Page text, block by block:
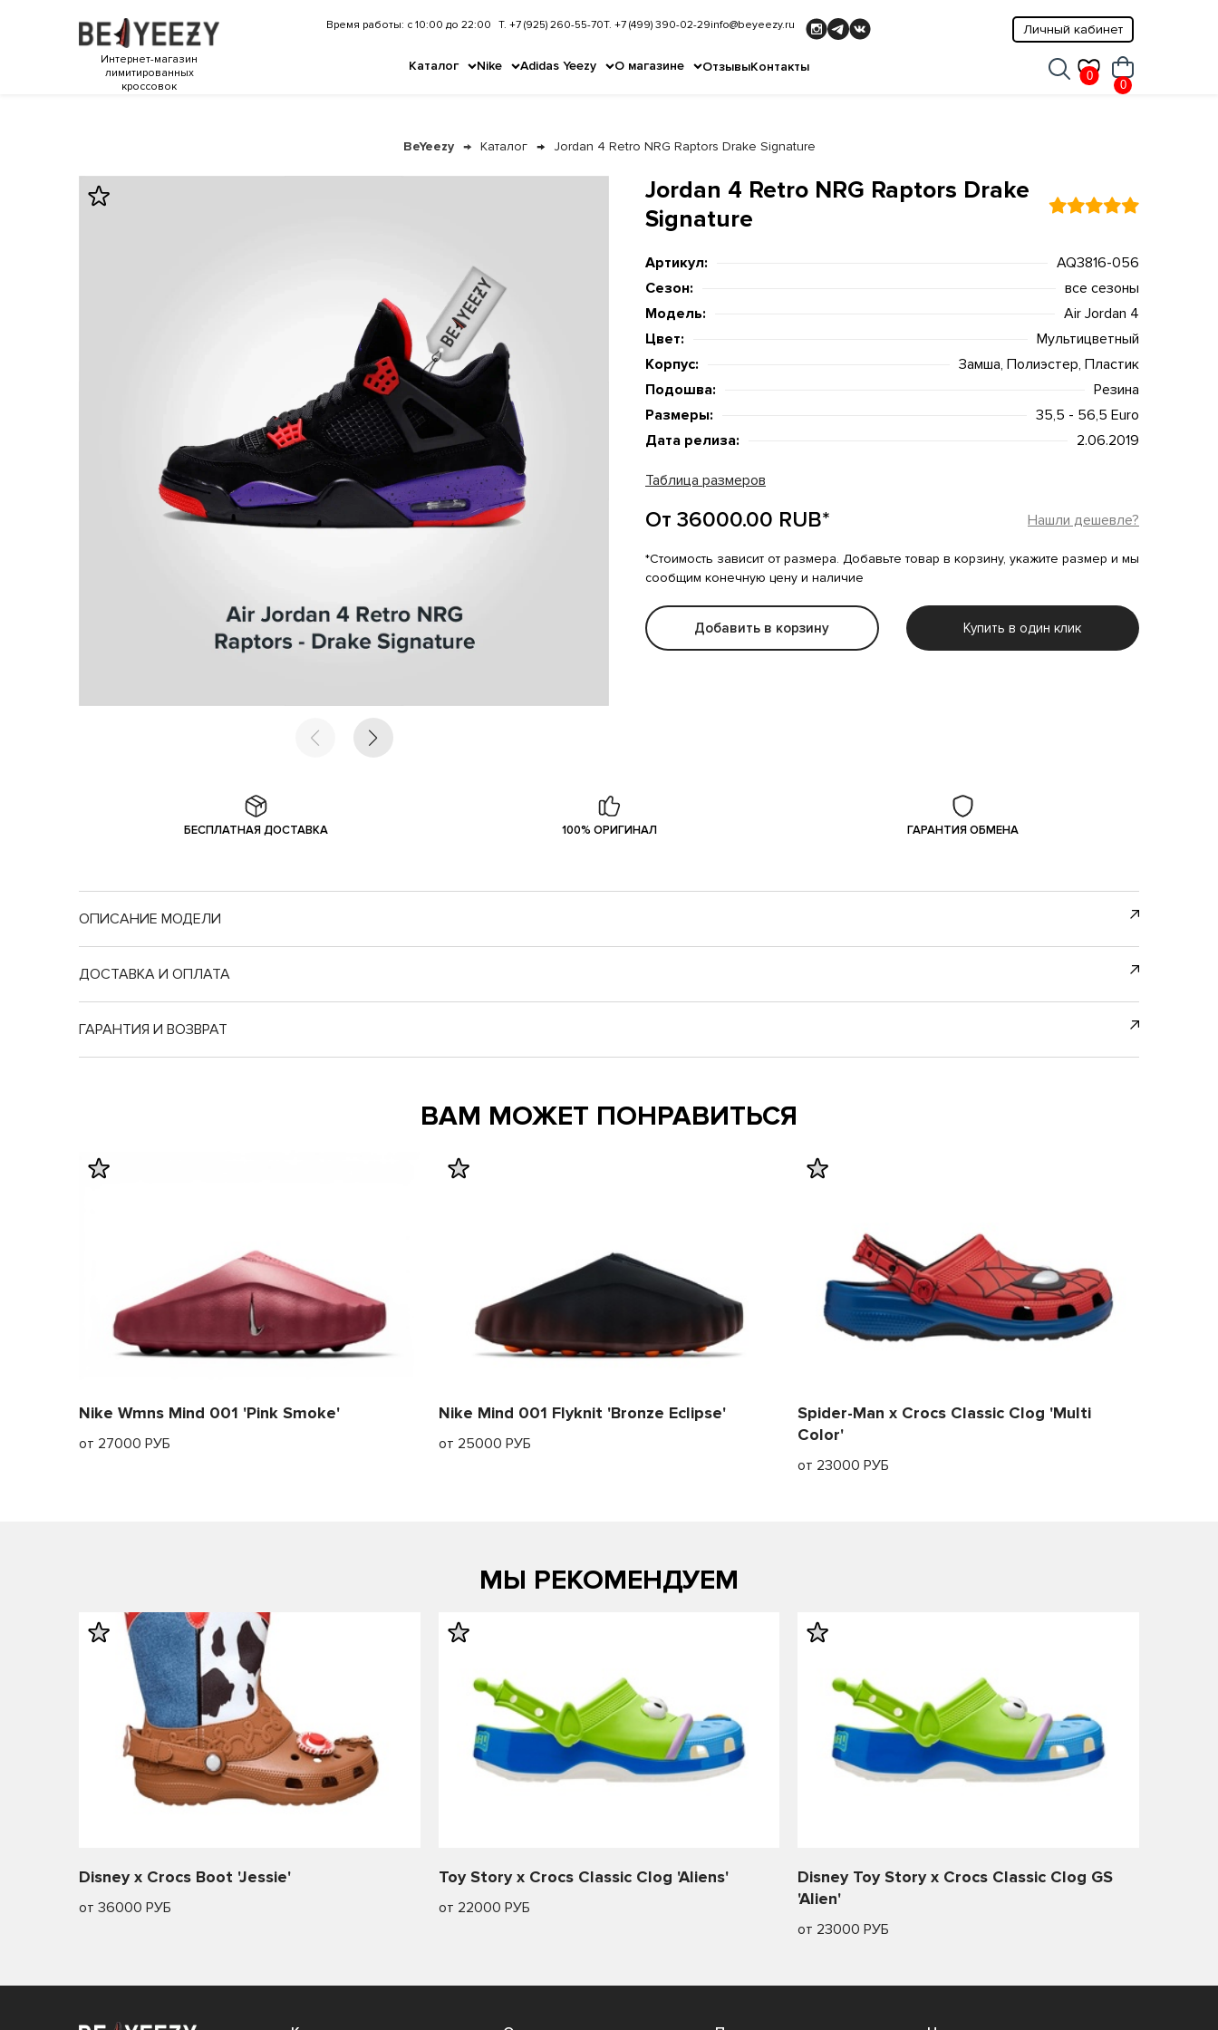
0
Интернет-магазин
лимитированных
кроссовок
Личный кабинет
Каталог Nike Adidas Yeezy О магазине ОтзывыКонтакты
Время работы: с 10:00 до 22:00 Т. +7 (925) 260-55-70Т. +7 (499) 390-02-29info@beyeezy.ru
0
BeYeezy Каталог Jordan 4 Retro NRG Raptors Drake Signature
Jordan 4 Retro NRG Raptors Drake
Signature
Артикул:
AQ3816-056
Сезон:
все сезоны
Модель:
Air Jordan 4
Цвет:
Мультицветный
Корпус:
Замша, Полиэстер, Пластик
Подошва:
Резина
Размеры:
35,5 - 56,5 Euro
Дата релиза:
2.06.2019
Таблица размеров
От 36000.00 RUB* Нашли дешевле?
*Стоимость зависит от размера. Добавьте товар в корзину, укажите размер и мы
сообщим конечную цену и наличие
Добавить в корзину Купить в один клик
БЕСПЛАТНАЯ ДОСТАВКА 100% ОРИГИНАЛ ГАРАНТИЯ ОБМЕНА
ОПИСАНИЕ МОДЕЛИ
ДОСТАВКА И ОПЛАТА
ГАРАНТИЯ И ВОЗВРАТ
ВАМ МОЖЕТ ПОНРАВИТЬСЯ
Nike Wmns Mind 001 'Pink Smoke'
от 27000 РУБ
Nike Mind 001 Flyknit 'Bronze Eclipse'
от 25000 РУБ
Spider-Man x Crocs Classic Clog 'Multi
Color'
от 23000 РУБ
МЫ РЕКОМЕНДУЕМ
Disney x Crocs Boot 'Jessie'
от 36000 РУБ
Toy Story x Crocs Classic Clog 'Aliens'
от 22000 РУБ
Disney Toy Story x Crocs Classic Clog GS
'Alien'
от 23000 РУБ